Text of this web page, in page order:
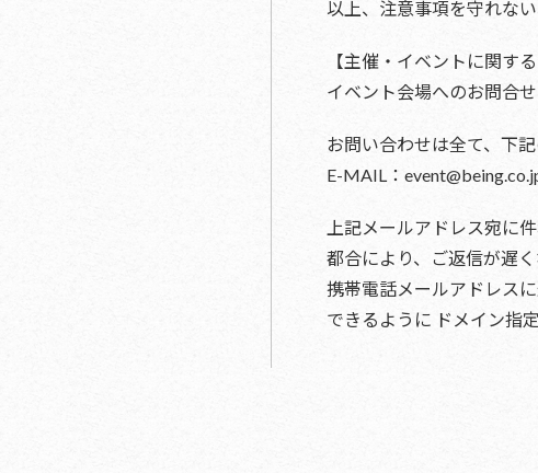
以上、注意事項を守れな
【主催・イベントに関す
イベント会場へのお問合せ
お問い合わせは全て、下
E-MAIL：
上記メールアドレス宛に
都合により、ご返信が遅く
携帯電話メールアドレス
できるように ドメイン指